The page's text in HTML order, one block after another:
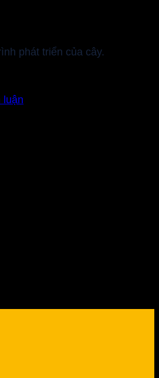
phát triển của cây.
luận